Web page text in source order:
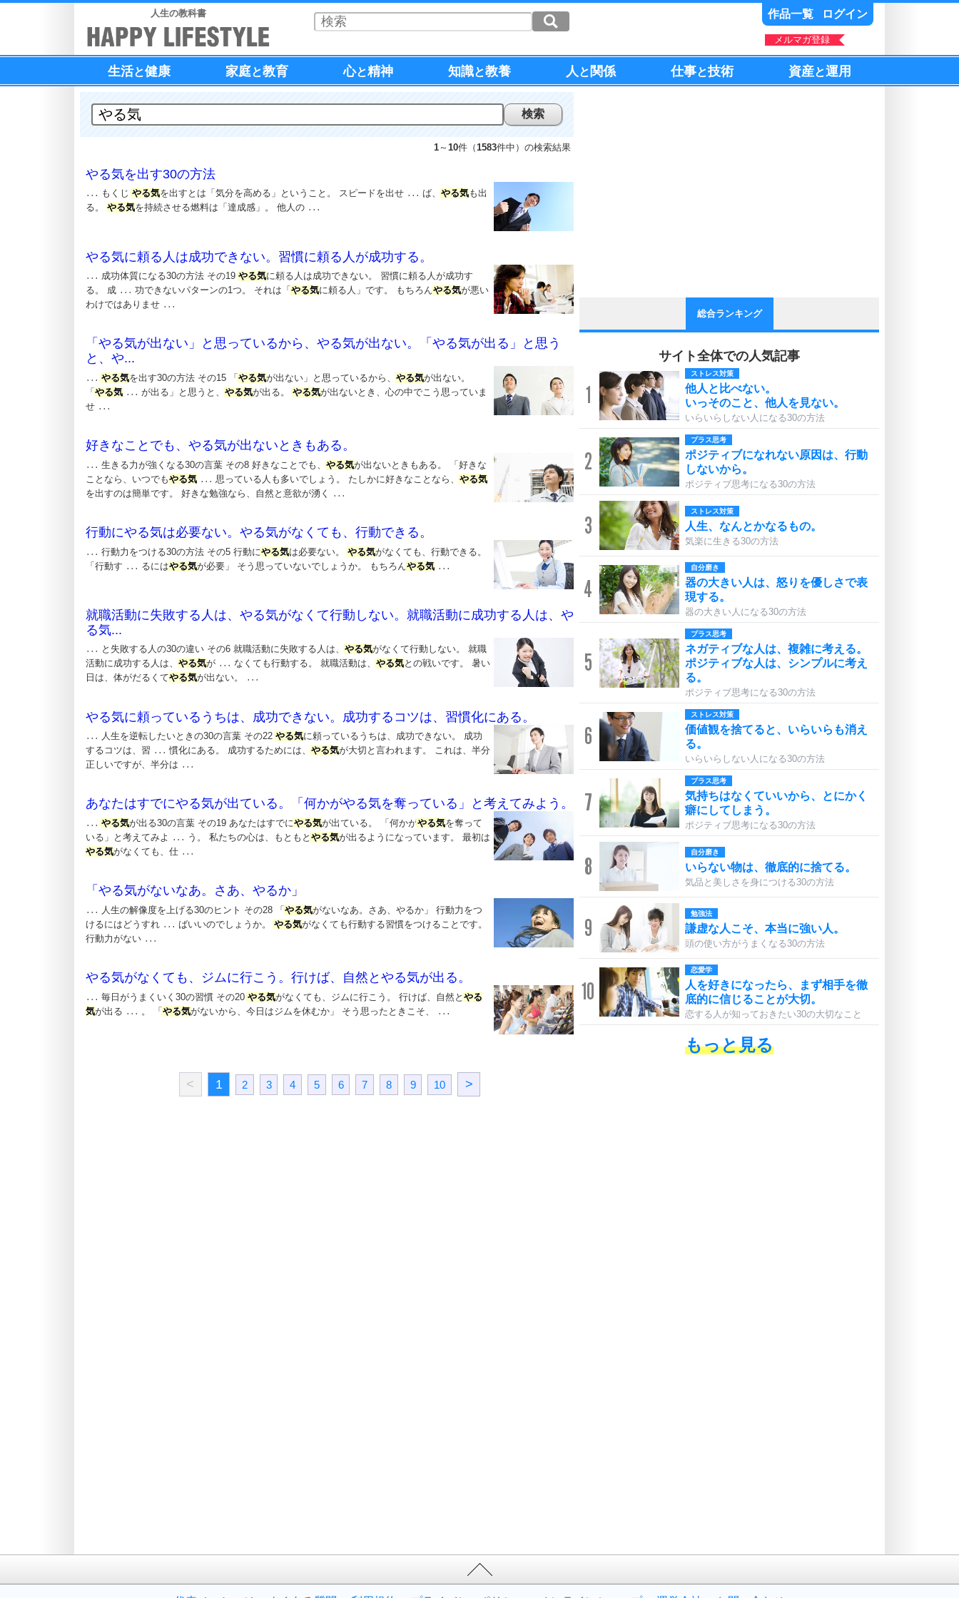
人生の教科書 作品一覧 ログイン
メルマガ登録
生活と健康 家庭と教育 心と精神 知識と教養 人と 関係 仕事と技術 資産と運用
1～ 10件（1583件中）の検索結果
やる気を出す30の方法
... もくじ やる気を出すとは「気分を高める」ということ。 スピードを出せ ... ば、 やる気も出
る。 やる気を持続させる燃料は「達成感」。 他人の ...
やる気に頼る人は成功できない。習慣に頼る人が成功する。
... 成功体質になる30の方法 その19 やる気に頼る人は成功できない。 習慣に頼る人が成功す
る。 成 ... 功できないパターンの1つ。 それは「 やる気に頼る人」です。 もちろんやる気が悪い
わけではありませ ...
「やる気が出ない」と思っているから、やる気が出ない。「やる気が出る」と思う
と、や...
... やる気を出す30の方法 その15 「 やる気が出ない」と思っているから、 やる気が出ない。
「 やる気 ... が出る」と思うと、 やる気が出る。 やる気が出ないとき、心の中でこう思っていま
せ ...
好きなことでも、やる気が出ないときもある。
... 生きる力が強くなる30の言葉 その8 好きなことでも、 やる気が出ないときもある。 「好きな
ことなら、いつでもやる気 ... 思っている人も多いでしょう。 たしかに好きなことなら、 やる気
を出すのは簡単です。 好きな勉強なら、自然と意欲が湧く
...
行動にやる気は必要ない。やる気がなくても、行動できる。
... 行動力をつける30の方法 その5 行動にやる気は必要ない。やる気がなくても、行動できる。
「行動す ... るにはやる気が必要」 そう思っていないでしょうか。 もちろんやる気 ...
就職活動に失敗する人は、やる気がなくて行動しない。就職活動に成功する人は、や
る気...
... と失敗する人の30の違い その6 就職活動に失敗する人は、 やる気がなくて行動しない。 就職
活動に成功する人は、 やる気が ... なくても行動する。 就職活動は、 やる気との戦いです。 暑い
日は、体がだるくてやる気が出ない。 ...
やる気に頼っているうちは、成功できない。成功するコツは、習慣化にある。
... 人生を逆転したいときの30の言葉 その22 やる気に頼っているうちは、成功できない。 成功
するコツは、習 ... 慣化にある。 成功するためには、 やる気が大切と言われます。 これは、半分
正しいですが、半分は ...
あなたはすでにやる気が出ている。「何かがやる気を奪っている」と考えてみよう。
... やる気が出る30の言葉 その19 あなたはすでにやる気が出ている。 「何かがやる気を奪って
いる」と考えてみよ
... う。 私たちの心は、もともと やる気が出るようになっています。 最初は
やる気がなくても、仕 ...
「やる気がないなあ。さあ、やるか」
... 人生の解像度を上げる30のヒント その28 「やる気がないなあ。さあ、やるか」 行動力をつ
けるにはどうすれ ... ばいいのでしょうか。やる気がなくても行動する習慣をつけることです。
行動力がない ...
やる気がなくても、ジムに行こう。行けば、自然とやる気が出る。
... 毎日がうまくいく30の習慣 その20やる気がなくても、ジムに行こう。 行けば、自然とやる
気が出る ... 。 「やる気がないから、今日はジムを休むか」 そう思ったときこそ、 ...
< 1 2 3 4 5 6 7 8 9 10 >
総合ランキング
サイト全体での人気記事
1
ストレス対策
他人と比べない。
いっそのこと、他人を見ない。
いらいらしない人になる30の方法
2
プラス思考
ポジティブになれない原因は、行動
しないから。
ポジティブ思考になる30の方法
3
ストレス対策
人生、なんとかなるもの。
気楽に生きる30の方法
4
自分磨き
器の大きい人は、怒りを優しさで表
現する。
器の大きい人になる30の方法
5
プラス思考
ネガティブな人は、複雑に考える。
ポジティブな人は、シンプルに考え
る。
ポジティブ思考になる30の方法
6
ストレス対策
価値観を捨てると、いらいらも消え
る。
いらいらしない人になる30の方法
7
プラス思考
気持ちはなくていいから、とにかく
癖にしてしまう。
ポジティブ思考になる30の方法
8
自分磨き
いらない物は、徹底的に捨てる。
気品と美しさを身につける30の方法
9
勉強法
謙虚な人こそ、本当に強い人。
頭の使い方がうまくなる30の方法
10
恋愛学
人を好きになったら、まず相手を徹
底的に信じることが大切。
恋する人が知っておきたい30の大切なこと
もっと見る